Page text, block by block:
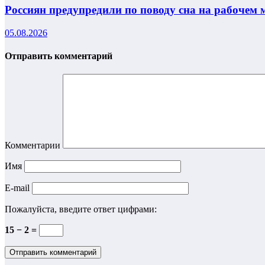
Россиян предупредили по поводу сна на рабочем
05.08.2026
Отправить комментарий
Комментарии
Имя
E-mail
Пожалуйста, введите ответ цифрами:
15 − 2 =